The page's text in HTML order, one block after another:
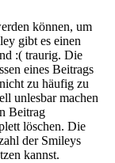
können, um
gibt es einen
:( traurig. Die
eines Beitrags
zu häufig zu
unlesbar machen
Beitrag
löschen. Die
der Smileys
kannst.